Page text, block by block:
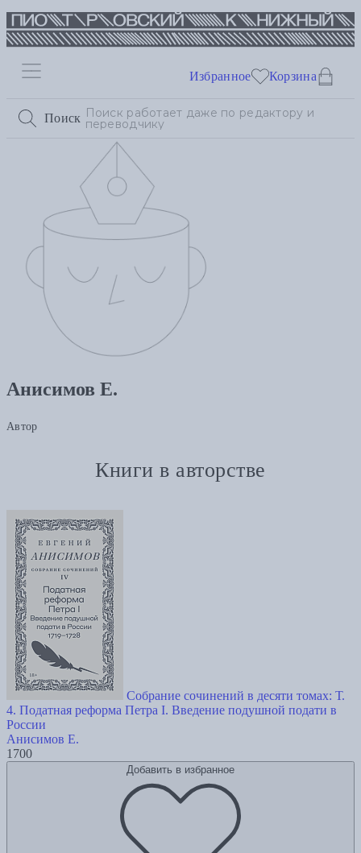
Поиск
Избранное Корзина
Анисимов Е.
Автор
Книги в авторстве
Собрание сочинений в десяти томах: Т.
4. Податная реформа Петра I. Введение подушной подати в
России
Анисимов Е.
1700
Добавить в избранное